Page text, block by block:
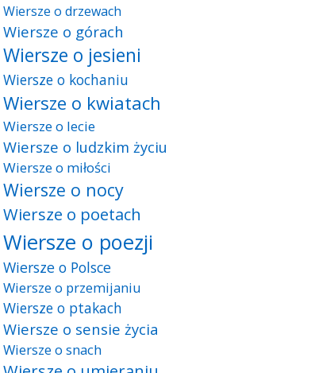
Wiersze o drzewach
Wiersze o górach
Wiersze o jesieni
Wiersze o kochaniu
Wiersze o kwiatach
Wiersze o lecie
Wiersze o ludzkim życiu
Wiersze o miłości
Wiersze o nocy
Wiersze o poetach
Wiersze o poezji
Wiersze o Polsce
Wiersze o przemijaniu
Wiersze o ptakach
Wiersze o sensie życia
Wiersze o snach